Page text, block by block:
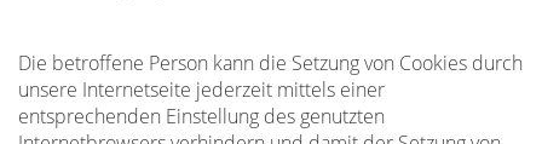
Die betroffene Person kann die Setzung von Cookies durch
unsere Internetseite jederzeit mittels einer
entsprechenden Einstellung des genutzten